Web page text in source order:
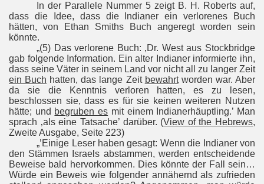
In der Parallele Nummer 5 zeigt B. H. Roberts auf,
dass die Idee, dass die Indianer ein verlorenes Buch
hätten, von Ethan Smiths Buch angeregt worden sein
könnte.
„(5) Das verlorene Buch: ‚Dr. West aus Stockbridge
gab folgende Information. Ein alter Indianer informierte ihn,
dass seine Väter in seinem Land vor nicht all zu langer Zeit
ein Buch hatten, das lange Zeit bewahrtworden war. Aber
da sie die Kenntnis verloren hatten, es zu lesen,
beschlossen sie, dass es für sie keinen weiteren Nutzen
hätte; und begruben es mit einem Indianerhäuptling.’ Man
sprach ‚als eine Tatsache’ darüber. (View of the Hebrews,
Zweite Ausgabe, Seite 223)
„’Einige Leser haben gesagt: Wenn die Indianer von
den Stämmen Israels abstammen, werden entscheidende
Beweise bald hervorkommen. Dies könnte der Fall sein…
Würde ein Beweis wie folgender annähernd als zufrieden